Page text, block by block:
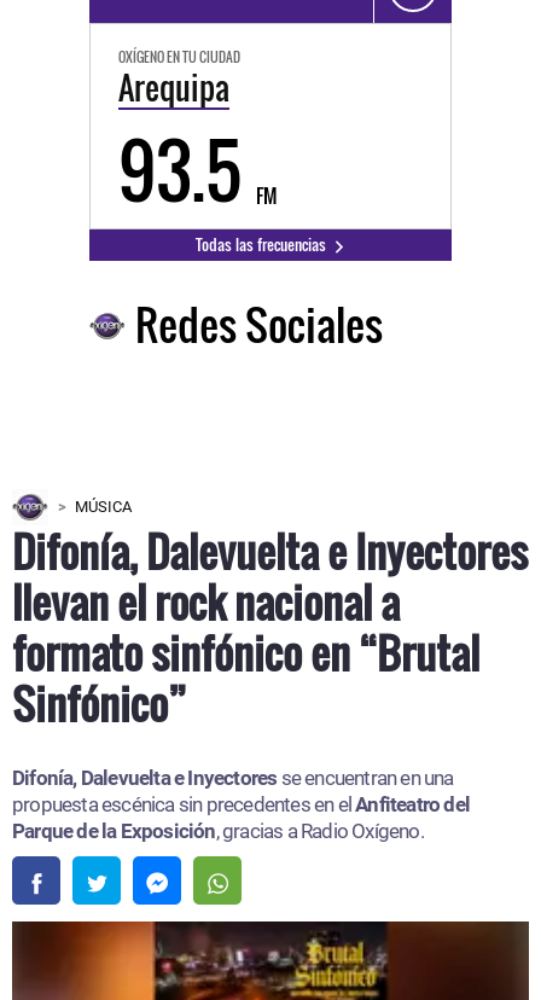
OXÍGENO EN TU CIUDAD
Arequipa
93.5 FM
Todas las frecuencias
Redes Sociales
MÚSICA
Difonía, Dalevuelta e Inyectores
llevan el rock nacional a
formato sinfónico en “Brutal
Sinfónico”
Difonía, Dalevuelta e Inyectores se encuentran en una
propuesta escénica sin precedentes en elAnfiteatro del
Parque de la Exposición, gracias a Radio Oxígeno.